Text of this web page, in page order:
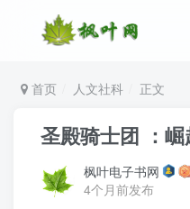
首页 人文社科 正文
圣殿骑士团 ：
枫叶电子书网
4个月前发布